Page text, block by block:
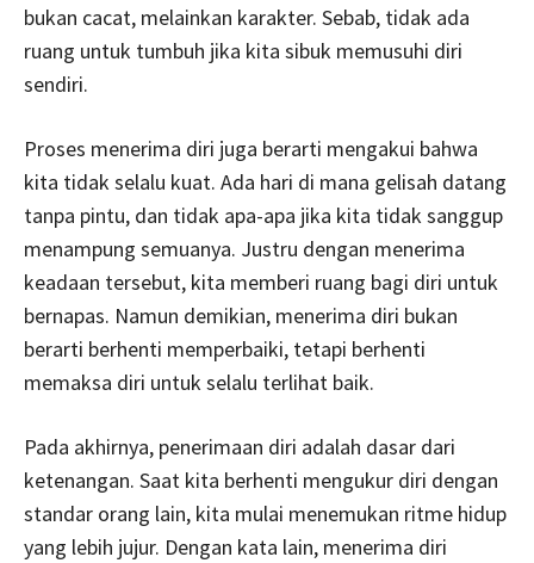
bukan cacat, melainkan karakter. Sebab, tidak ada
ruang untuk tumbuh jika kita sibuk memusuhi diri
sendiri.
Proses menerima diri juga berarti mengakui bahwa
kita tidak selalu kuat. Ada hari di mana gelisah datang
tanpa pintu, dan tidak apa-apa jika kita tidak sanggup
menampung semuanya. Justru dengan menerima
keadaan tersebut, kita memberi ruang bagi diri untuk
bernapas. Namun demikian, menerima diri bukan
berarti berhenti memperbaiki, tetapi berhenti
memaksa diri untuk selalu terlihat baik.
Pada akhirnya, penerimaan diri adalah dasar dari
ketenangan. Saat kita berhenti mengukur diri dengan
standar orang lain, kita mulai menemukan ritme hidup
yang lebih jujur. Dengan kata lain, menerima diri